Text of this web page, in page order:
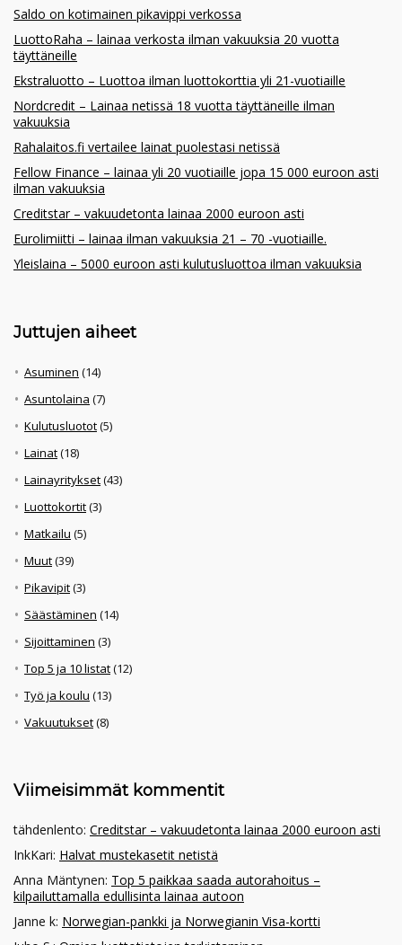
Saldo on kotimainen pikavippi verkossa
LuottoRaha – lainaa verkosta ilman vakuuksia 20 vuotta
täyttäneille
Ekstraluotto – Luottoa ilman luottokorttia yli 21-vuotiaille
Nordcredit – Lainaa netissä 18 vuotta täyttäneille ilman
vakuuksia
Rahalaitos.fi vertailee lainat puolestasi netissä
Fellow Finance – lainaa yli 20 vuotiaille jopa 15 000 euroon asti
ilman vakuuksia
Creditstar – vakuudetonta lainaa 2000 euroon asti
Eurolimiitti – lainaa ilman vakuuksia 21 – 70 -vuotiaille.
Yleislaina – 5000 euroon asti kulutusluottoa ilman vakuuksia
Juttujen aiheet
Asuminen (14)
Asuntolaina (7)
Kulutusluotot(5)
Lainat(18)
Lainayritykset(43)
Luottokortit(3)
Matkailu (5)
Muut(39)
Pikavipit(3)
Säästäminen (14)
Sijoittaminen (3)
Top 5 ja 10 listat(12)
Työ ja koulu (13)
Vakuutukset(8)
Viimeisimmät kommentit
tähdenlento: Creditstar – vakuudetonta lainaa 2000 euroon asti
InkKari: Halvat mustekasetit netistä
Anna Mäntynen: Top 5 paikkaa saada autorahoitus –
kilpailuttamalla edullisinta lainaa autoon
Janne k: Norwegian-pankki ja Norwegianin Visa-kortti